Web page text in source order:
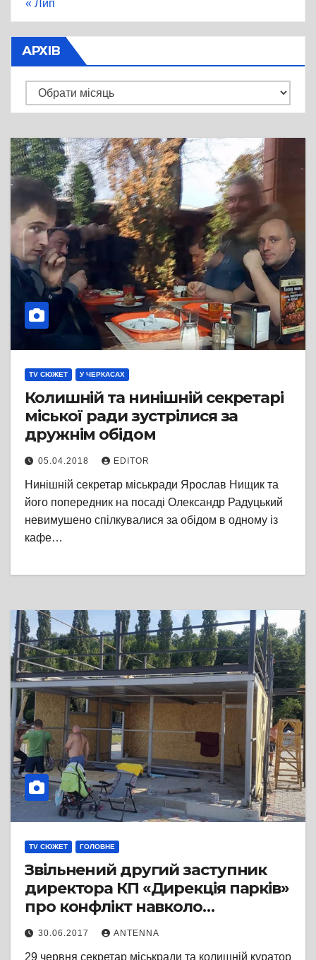
« Лип
АРХІВ
Архів
TV СЮЖЕТ У ЧЕРКАСАХ
Колишній та нинішній секретарі
міської ради зустрілися за
дружнім обідом
05.04.2018 EDITOR
Нинішній секретар міськради Ярослав Нищик та
його попередник на посаді Олександр Радуцький
невимушено спілкувалися за обідом в одному із
кафе…
TV СЮЖЕТ ГОЛОВНЕ
Звільнений другий заступник
директора КП «Дирекція парків»
про конфлікт навколо
будівництва на пляжі
«Пушкінський»
30.06.2017 ANTENNA
29 червня секретар міськради та колишній куратор